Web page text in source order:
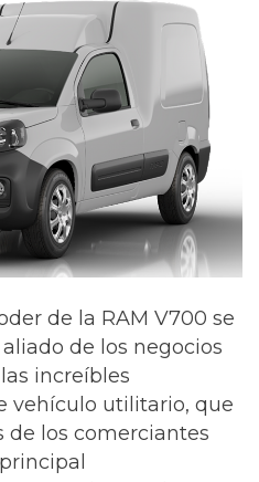
de la RAM V700 se
de los negocios
increíbles
vehículo utilitario, que
de los comerciantes